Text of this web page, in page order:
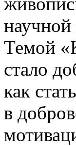
научной
Темой
стало
как
в